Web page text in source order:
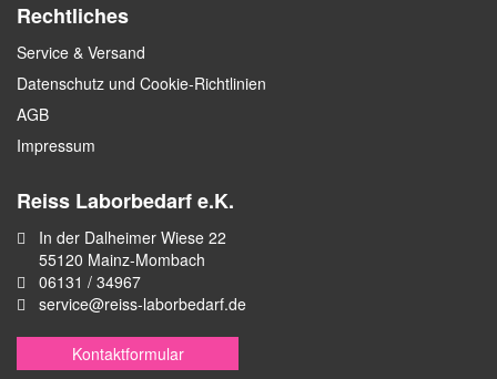
Rechtliches
Service & Versand
Datenschutz und Cookie-Richtlinien
AGB
Impressum
Reiss Laborbedarf e.K.
In der Dalheimer Wiese 22
55120 Mainz-Mombach
06131 / 34967
service@reiss-laborbedarf.de
Kontaktformular